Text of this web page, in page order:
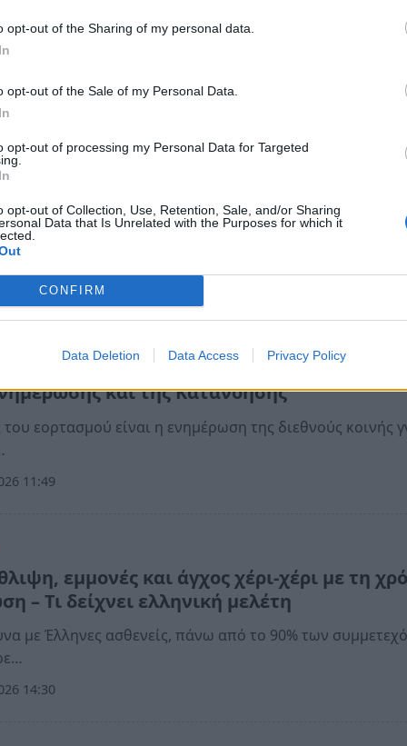
opt-out of the Sharing of my personal data.
opt-out of the Sale of my Personal Data.
opt-out of processing my Personal Data for Targeted
opt-out of Collection, Use, Retention, Sale, and/or Sharing
Data that Is Unrelated with the Purposes for which it
CONFIRM
Data Deletion Data Access Privacy Policy
με τη φύση, ακόμη και για λίγα λεπτά, μπορεί να…
20:23
που «προδίδουν» ότι μεγαλώσατε
αγάπη
να τα κάνουν όλοι μόνοι τους, νιώθουν άβολα όταν
13:30
Ημέρα Διπολικής Διαταραχής: Η
και της Κατανόησης
του εορτασμού είναι η ενημέρωση της διεθνούς κοινής
11:49
εμμονές και άγχος χέρι-χέρι με τη
– Τι δείχνει ελληνική μελέτη
με Έλληνες ασθενείς, πάνω από το 90% των
14:30